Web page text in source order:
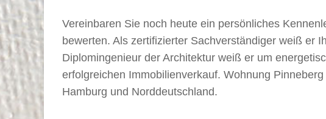
Vereinbaren Sie noch heute ein persönliches
bewerten. Als zertifizierter Sachverständiger weiß er
Diplomingenieur der Architektur weiß er um
erfolgreichen Immobilienverkauf. Wohnung
Hamburg und Norddeutschland.